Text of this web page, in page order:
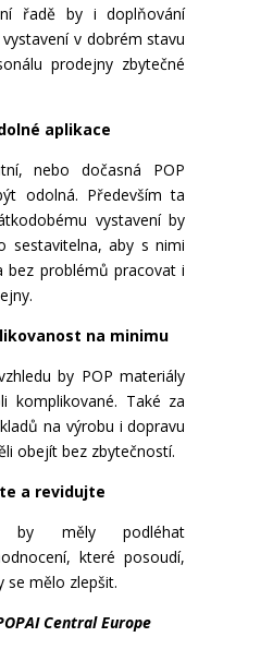
řadě by i doplňování
v dobrém stavu
prodejny zbytečné
aplikace
nebo dočasná POP
odolná. Především ta
vystavení by
sestavitelna, aby s nimi
bez problémů pracovat i
na minimu
by POP materiály
komplikované. Také za
na výrobu i dopravu
obejít bez zbytečností.
a revidujte
by měly podléhat
které posoudí,
se mělo zlepšit.
Central Europe